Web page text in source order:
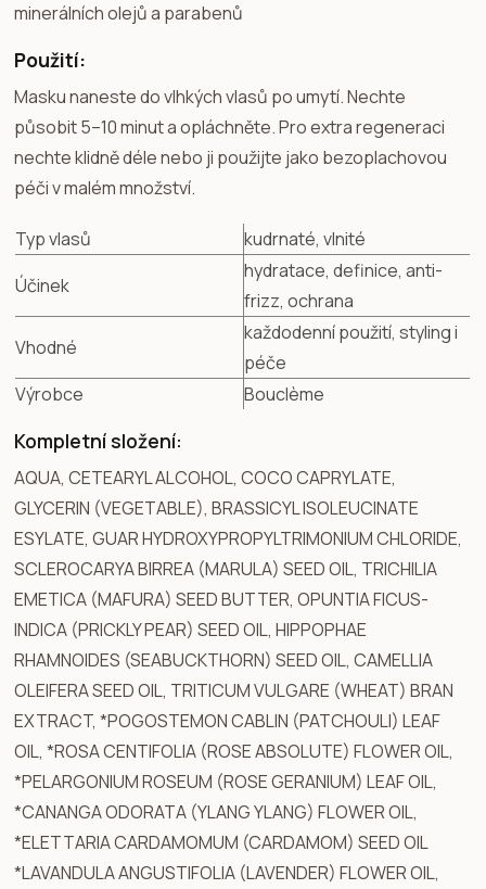
minerálních olejů a parabenů
Použití:
Masku naneste do vlhkých vlasů po umytí. Nechte
působit 5–10 minut a opláchněte. Pro extra regeneraci
nechte klidně déle nebo ji použijte jako bezoplachovou
péči v malém množství.
Typ vlasů
kudrnaté, vlnité
Účinek
hydratace, definice, anti-
frizz, ochrana
Vhodné
každodenní použití, styling i
péče
Výrobce
Bouclème
Kompletní složení:
AQUA, CETEARYL ALCOHOL, COCO CAPRYLATE,
GLYCERIN (VEGETABLE), BRASSICYL ISOLEUCINATE
ESYLATE, GUAR HYDROXYPROPYLTRIMONIUM CHLORIDE,
SCLEROCARYA BIRREA (MARULA) SEED OIL, TRICHILIA
EMETICA (MAFURA) SEED BUTTER, OPUNTIA FICUS-
INDICA (PRICKLY PEAR) SEED OIL, HIPPOPHAE
RHAMNOIDES (SEABUCKTHORN) SEED OIL, CAMELLIA
OLEIFERA SEED OIL, TRITICUM VULGARE (WHEAT) BRAN
EXTRACT, *POGOSTEMON CABLIN (PATCHOULI) LEAF
OIL, *ROSA CENTIFOLIA (ROSE ABSOLUTE) FLOWER OIL,
*PELARGONIUM ROSEUM (ROSE GERANIUM) LEAF OIL,
*CANANGA ODORATA (YLANG YLANG) FLOWER OIL,
*ELETTARIA CARDAMOMUM (CARDAMOM) SEED OIL
*LAVANDULA ANGUSTIFOLIA (LAVENDER) FLOWER OIL,